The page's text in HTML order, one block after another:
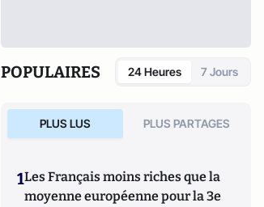
POPULAIRES 24 Heures 7 Jours
PLUS LUS PLUS PARTAGES
1Les Français moins riches que la
moyenne européenne pour la 3e